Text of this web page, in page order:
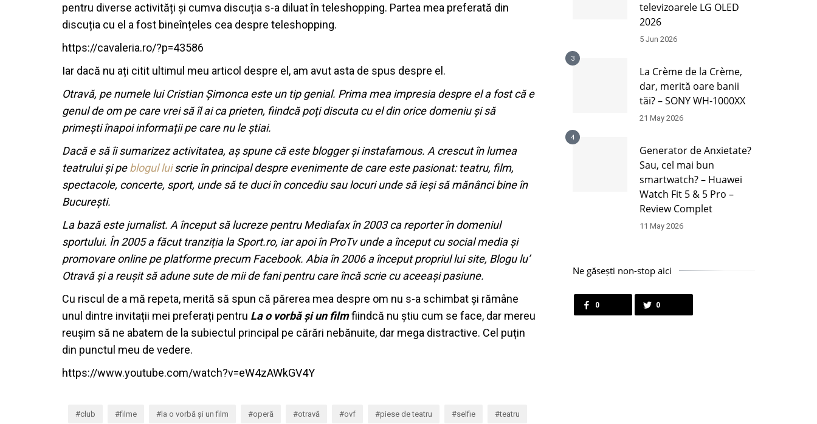
pentru diverse activități și cumva discuția s-a diluat în teleshopping. Partea mea preferată din
discuția cu el a fost bineînțeles cea despre teleshopping.
https://cavaleria.ro/?p=43586
Iar dacă nu ați citit ultimul meu articol despre el, am avut asta de spus despre el.
Otravă, pe numele lui Cristian Șimonca este un tip genial. Prima mea impresia despre el a fost că e
genul de om pe care vrei să îl ai ca prieten, fiindcă poți discuta cu el din orice domeniu și să
primești înapoi informații pe care nu le știai.
Dacă e să îi sumarizez activitatea, aș spune că este blogger și instafamous. A crescut în lumea
teatrului și peblogul luiscrie în principal despre evenimente de care este pasionat: teatru, film,
spectacole, concerte, sport, unde să te duci în concediu sau locuri unde să ieși să mănânci bine în
București.
La bază este jurnalist. A început să lucreze pentru Mediafax în 2003 ca reporter în domeniul
sportului. În 2005 a făcut tranziția la Sport.ro, iar apoi în ProTv unde a început cu social media și
promovare online pe platforme precum Facebook. Abia în 2006 a început propriul lui site, Blogu lu’
Otravă și a reușit să adune sute de mii de fani pentru care încă scrie cu aceeași pasiune.
Cu riscul de a mă repeta, merită să spun că părerea mea despre om nu s-a schimbat și rămâne
unul dintre invitații mei preferați pentru La o vorbă și un filmfiindcă nu știu cum se face, dar mereu
reușim să ne abatem de la subiectul principal pe cărări nebănuite, dar mega distractive. Cel puțin
din punctul meu de vedere.
https://www.youtube.com/watch?v=eW4zAWkGV4Y
club filme la o vorbă și un film operă otravă ovf piese de teatru selfie teatru
televizoarele LG OLED
2026
5 Jun 2026
3
La Crème de la Crème,
dar, merită oare banii
tăi? – SONY WH-1000XX
21 May 2026
4
Generator de Anxietate?
Sau, cel mai bun
smartwatch? – Huawei
Watch Fit 5 & 5 Pro –
Review Complet
11 May 2026
Ne găsești non-stop aici
0 0